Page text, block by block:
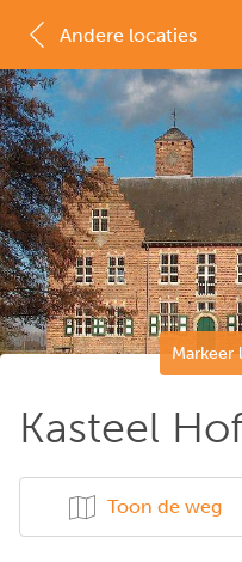
Markeer
Kasteel
Toon de weg
Andere locaties
MAP